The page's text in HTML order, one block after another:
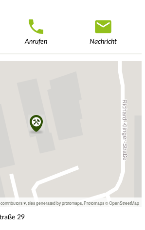
Anrufen Nachricht
♥, tiles generated by protomaps Protomaps©OpenStreetMap
29